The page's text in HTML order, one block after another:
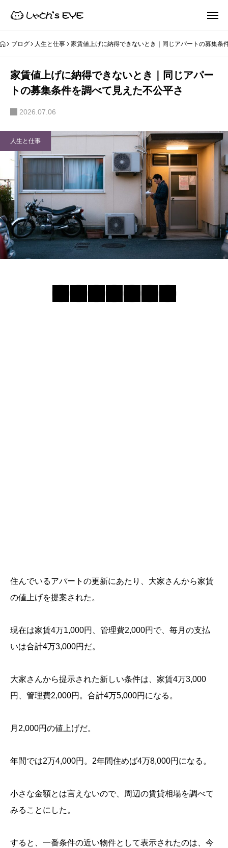
ブログ 人生と仕事 家賃値上げに納得できないとき｜同じアパートの募集条
家賃値上げに納得できないとき｜同じアパー
トの募集条件を調べて見えた不公平さ
2026.07.06
人生と仕事
住んでいるアパートの更新にあたり、大家さんから家賃
の値上げを提案された。
現在は家賃4万1,000円、管理費2,000円で、毎月の支払
いは合計4万3,000円だ。
大家さんから提示された新しい条件は、家賃4万3,000
円、管理費2,000円。合計4万5,000円になる。
月2,000円の値上げだ。
年間では2万4,000円。2年間住めば4万8,000円になる。
小さな金額とは言えないので、周辺の賃貸相場を調べて
みることにした。
すると、一番条件の近い物件として表示されたのは、今